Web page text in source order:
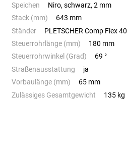
Speichen
Niro, schwarz, 2 mm
Stack (mm)
643 mm
Ständer
PLETSCHER Comp Flex 40
Steuerrohrlänge (mm)
180 mm
Steuerrohrwinkel (Grad)
69 °
Straßenausstattung
ja
Vorbaulänge (mm)
65 mm
Zulässiges Gesamtgewicht
135 kg